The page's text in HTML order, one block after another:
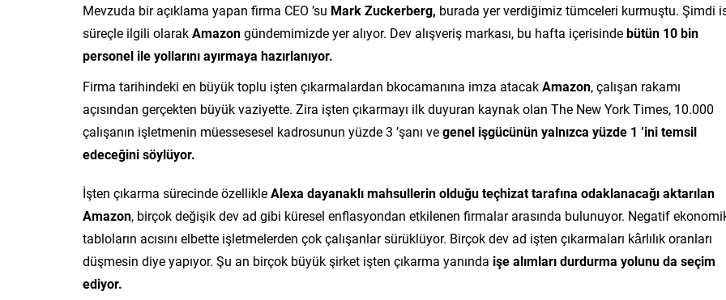
Mevzuda bir açıklama yapan firma CEO ’su Mark Zuckerberg, burada yer verdiğimiz tümceleri kurmuştu. Şimdi
süreçle ilgili olarakAmazongündemimizde yer alıyor. Dev alışveriş markası, bu hafta içerisindebütün 10 bin
personel ile yollarını ayırmaya hazırlanıyor.
Firma tarihindeki en büyük toplu işten çıkarmalardan bkocamanına imza atacakAmazon, çalışan rakamı
açısından gerçekten büyük vaziyette. Zira işten çıkarmayı ilk duyuran kaynak olan The New York Times, 10.000
çalışanın işletmenin müessesesel kadrosunun yüzde 3 ’şanı vegenel işgücünün yalnızca yüzde 1 ’ini temsil
edeceğini söylüyor.
İşten çıkarma sürecinde özellikleAlexa dayanaklı mahsullerin olduğu teçhizat tarafına odaklanacağı aktarılan
Amazon, birçok değişik dev ad gibi küresel enflasyondan etkilenen firmalar arasında bulunuyor. Negatif
tabloların acısını elbette işletmelerden çok çalışanlar sürüklüyor. Birçok dev ad işten çıkarmaları kârlılık oranları
düşmesin diye yapıyor. Şu an birçok büyük şirket işten çıkarma yanında işe alımları durdurma yolunu da seçim
ediyor.